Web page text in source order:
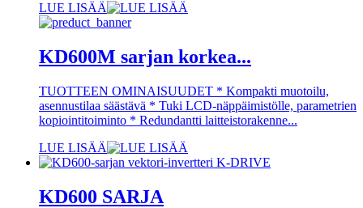
LUE LISÄÄ
KD600M sarjan korkea...
TUOTTEEN OMINAISUUDET * Kompakti muotoilu,
asennustilaa säästävä * Tuki LCD-näppäimistölle, parametrien
kopiointitoiminto * Redundantti laitteistorakenne...
LUE LISÄÄ
KD600 SARJA